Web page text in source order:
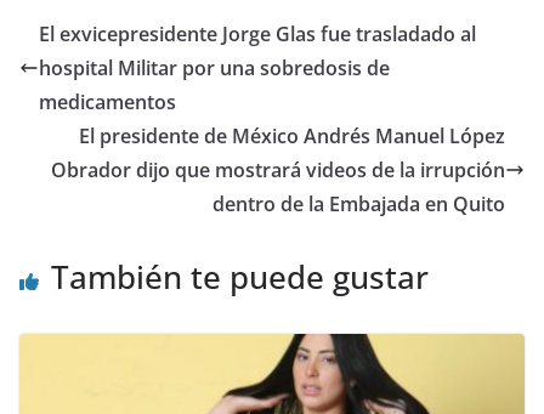
er e
b
o
o
k
s
A
p
gr
a
di
t
l e
dI
p
El exvicepresidente Jorge Glas fue trasladado al
hospital Militar por una sobredosis de
medicamentos
El presidente de México Andrés Manuel López
Obrador dijo que mostrará videos de la irrupción
dentro de la Embajada en Quito
También te puede gustar